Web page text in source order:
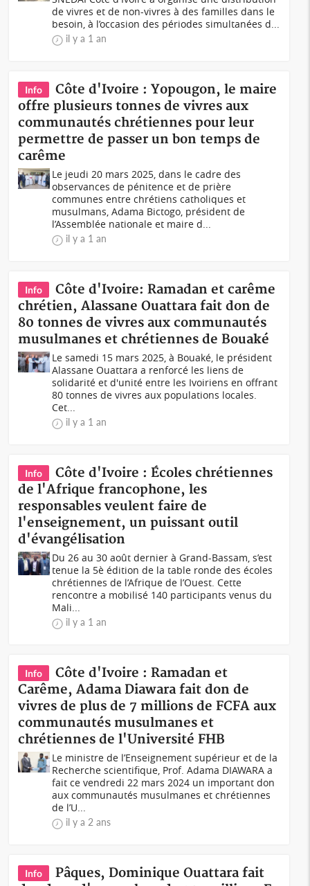
de vivres et de non-vivres à des familles dans le
besoin, à l’occasion des périodes simultanées d...
il y a 1 an
Info
Côte d'Ivoire : Yopougon, le maire
offre plusieurs tonnes de vivres aux
communautés chrétiennes pour leur
permettre de passer un bon temps de
carême
Le jeudi 20 mars 2025, dans le cadre des
observances de pénitence et de prière
communes entre chrétiens catholiques et
musulmans, Adama Bictogo, président de
l’Assemblée nationale et maire d...
il y a 1 an
Info
Côte d'Ivoire: Ramadan et carême
chrétien, Alassane Ouattara fait don de
80 tonnes de vivres aux communautés
musulmanes et chrétiennes de Bouaké
Le samedi 15 mars 2025, à Bouaké, le président
Alassane Ouattara a renforcé les liens de
solidarité et d'unité entre les Ivoiriens en offrant
80 tonnes de vivres aux populations locales.
Cet...
il y a 1 an
Info
Côte d'Ivoire : Écoles chrétiennes
de l'Afrique francophone, les
responsables veulent faire de
l'enseignement, un puissant outil
d'évangélisation
Du 26 au 30 août dernier à Grand-Bassam, s’est
tenue la 5è édition de la table ronde des écoles
chrétiennes de l’Afrique de l’Ouest. Cette
rencontre a mobilisé 140 participants venus du
Mali...
il y a 1 an
Info
Côte d'Ivoire : Ramadan et
Carême, Adama Diawara fait don de
vivres de plus de 7 millions de FCFA aux
communautés musulmanes et
chrétiennes de l'Université FHB
Le ministre de l’Enseignement supérieur et de la
Recherche scientifique, Prof. Adama DIAWARA a
fait ce vendredi 22 mars 2024 un important don
aux communautés musulmanes et chrétiennes
de l’U...
il y a 2 ans
Info
Pâques, Dominique Ouattara fait